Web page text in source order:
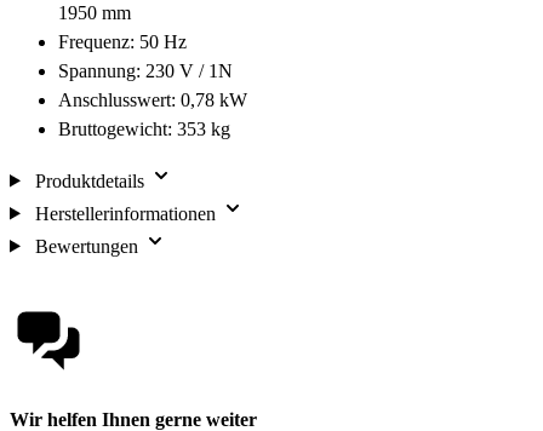
1950 mm
Frequenz: 50 Hz
Spannung: 230 V / 1N
Anschlusswert: 0,78 kW
Bruttogewicht: 353 kg
Produktdetails
Herstellerinformationen
Bewertungen
Wir helfen Ihnen gerne weiter